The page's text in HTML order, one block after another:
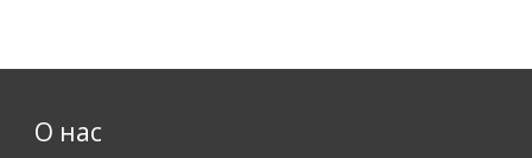
О нас